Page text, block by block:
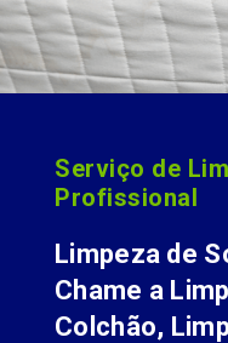
Serviço de
Profissional
Limpeza de
Chame a
Colchão,